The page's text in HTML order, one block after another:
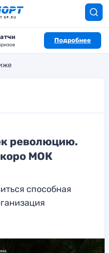
Подробнее
революцию.
МОК
способная